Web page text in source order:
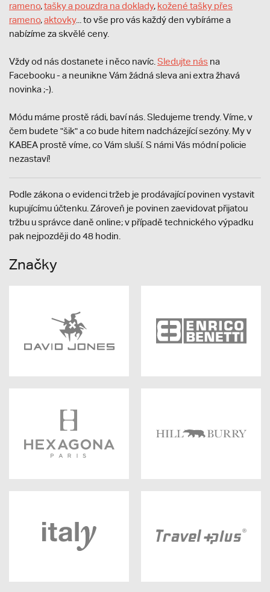
rameno,tašky a pouzdra na doklady, kožené tašky přes
rameno,aktovky... to vše pro vás každý den vybíráme a
nabízíme za skvělé ceny.
Vždy od nás dostanete i něco navíc. Sledujte nás na
Facebooku - a neunikne Vám žádná sleva ani extra žhavá
novinka ;-).
Módu máme prostě rádi, baví nás. Sledujeme trendy. Víme, v
čem budete "šik" a co bude hitem nadcházející sezóny. My v
KABEA prostě víme, co Vám sluší. S námi Vás módní policie
nezastaví!
Podle zákona o evidenci tržeb je prodávající povinen vystavit
kupujícímu účtenku. Zároveň je povinen zaevidovat přijatou
tržbu u správce daně online; v případě technického výpadku
pak nejpozději do 48 hodin.
Značky